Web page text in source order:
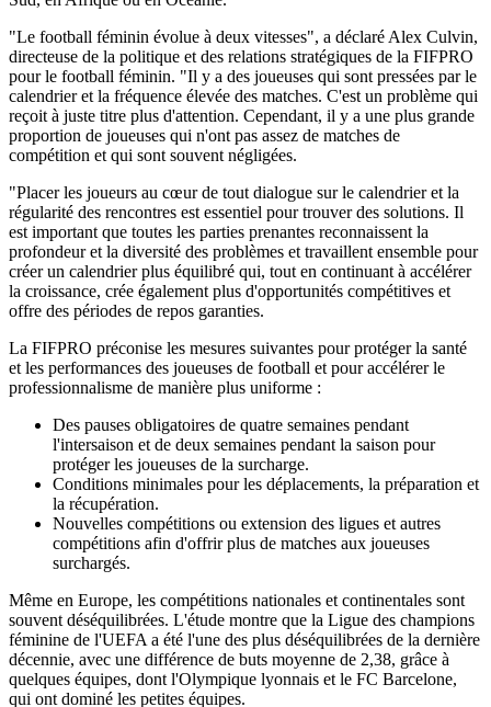
"Le football féminin évolue à deux vitesses", a déclaré Alex Culvin,
directeuse de la politique et des relations stratégiques de la FIFPRO
pour le football féminin. "Il y a des joueuses qui sont pressées par le
calendrier et la fréquence élevée des matches. C'est un problème qui
reçoit à juste titre plus d'attention. Cependant, il y a une plus grande
proportion de joueuses qui n'ont pas assez de matches de
compétition et qui sont souvent négligées.
"Placer les joueurs au cœur de tout dialogue sur le calendrier et la
régularité des rencontres est essentiel pour trouver des solutions. Il
est important que toutes les parties prenantes reconnaissent la
profondeur et la diversité des problèmes et travaillent ensemble pour
créer un calendrier plus équilibré qui, tout en continuant à accélérer
la croissance, crée également plus d'opportunités compétitives et
offre des périodes de repos garanties.
La FIFPRO préconise les mesures suivantes pour protéger la santé
et les performances des joueuses de football et pour accélérer le
professionnalisme de manière plus uniforme :
Des pauses obligatoires de quatre semaines pendant
l'intersaison et de deux semaines pendant la saison pour
protéger les joueuses de la surcharge.
Conditions minimales pour les déplacements, la préparation et
la récupération.
Nouvelles compétitions ou extension des ligues et autres
compétitions afin d'offrir plus de matches aux joueuses
surchargés.
Même en Europe, les compétitions nationales et continentales sont
souvent déséquilibrées. L'étude montre que la Ligue des champions
féminine de l'UEFA a été l'une des plus déséquilibrées de la dernière
décennie, avec une différence de buts moyenne de 2,38, grâce à
quelques équipes, dont l'Olympique lyonnais et le FC Barcelone,
qui ont dominé les petites équipes.